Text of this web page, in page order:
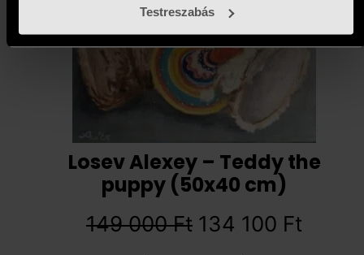
Testreszabás
Losev Alexey – Teddy the
puppy (50x40 cm)
149 000Ft 134 100 Ft